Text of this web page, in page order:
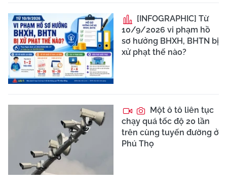
[INFOGRAPHIC] Từ
10/9/2026 vi phạm hồ
sơ hưởng BHXH, BHTN bị
xử phạt thế nào?
Một ô tô liên tục
chạy quá tốc độ 20 lần
trên cùng tuyến đường ở
Phú Thọ